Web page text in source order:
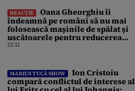
REACȚIE
Oana Gheorghiu îi
îndeamnă pe români să nu mai
folosească mașinile de spălat și
uscătoarele pentru reducerea
consumului de energie
22:11
MARIUS TUCĂ SHOW
Ion Cristoiu
compară conflictul de interese al